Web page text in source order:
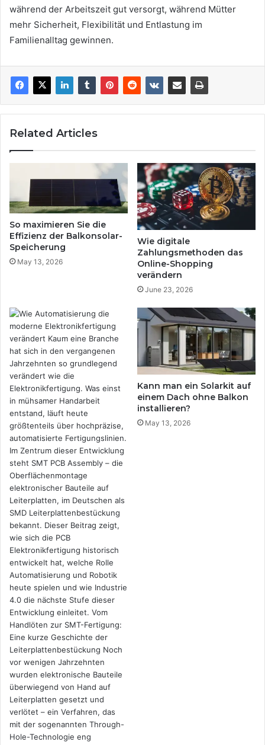
während der Arbeitszeit gut versorgt, während Mütter
mehr Sicherheit, Flexibilität und Entlastung im
Familienalltag gewinnen.
Related Articles
So maximieren Sie die
Effizienz der Balkonsolar-
Speicherung
May 13, 2026
Wie digitale
Zahlungsmethoden das
Online-Shopping
verändern
June 23, 2026
Kann man ein Solarkit auf
einem Dach ohne Balkon
installieren?
May 13, 2026